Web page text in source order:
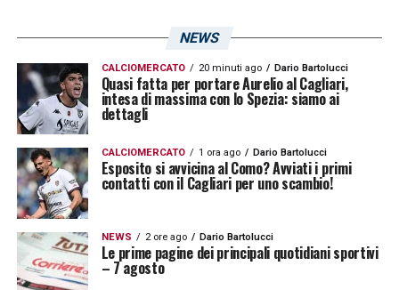
massima nel minor tempo possibile. Il
tecnico vuole elementi capaci di ribaltare
l’azione rapidamente e l’ex rossoblù sarebbe
il tassello perfetto.
Strategia di mercato e forcing del
Palermo per bruciare la concorrenza
Il Palermo fa sul serio e l’insistenza di
NEWS
CALCIOMERCATO 20 minuti ago Dario Bartolucci
Quasi fatta per portare Aurelio al Cagliari,
intesa di massima con lo Spezia: siamo ai
dettagli
CALCIOMERCATO 1 ora ago Dario Bartolucci
Esposito si avvicina al Como? Avviati i primi
contatti con il Cagliari per uno scambio!
NEWS 2 ore ago Dario Bartolucci
Le prime pagine dei principali quotidiani sportivi
– 7 agosto